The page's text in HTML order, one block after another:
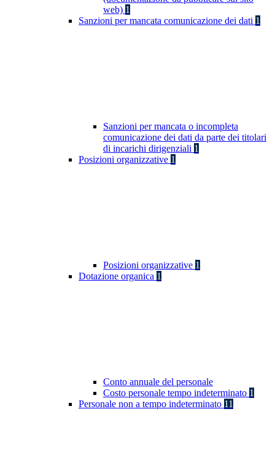
web) 1
Sanzioni per mancata comunicazione dei dati 1
Sanzioni per mancata o incompleta
comunicazione dei dati da parte dei titolari
di incarichi dirigenziali 1
Posizioni organizzative 1
Posizioni organizzative 1
Dotazione organica 1
Conto annuale del personale
Costo personale tempo indeterminato 1
Personale non a tempo indeterminato 11